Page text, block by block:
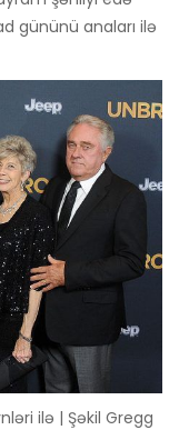
gününü anaları ilə
ilə | Şəkil Gregg